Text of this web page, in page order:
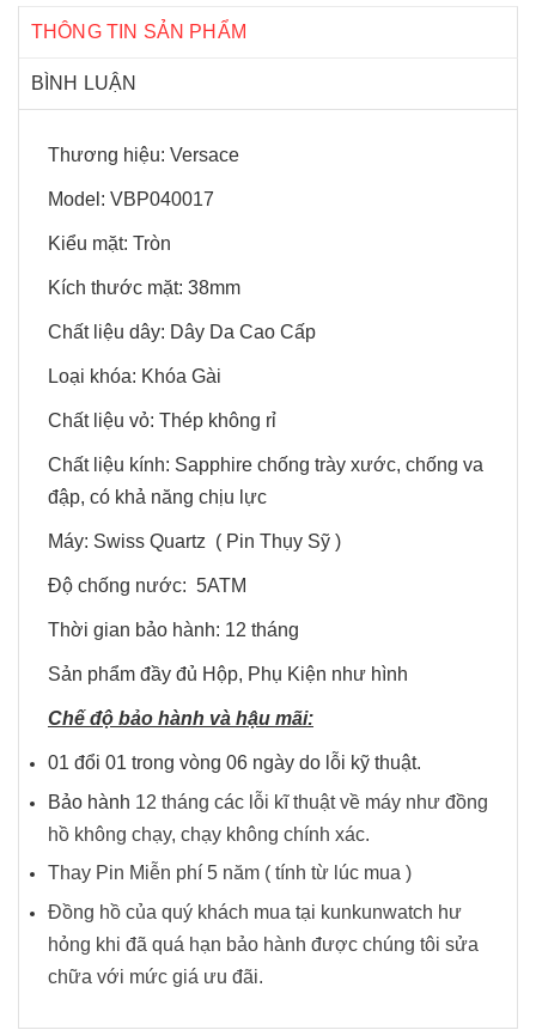
THÔNG TIN SẢN PHẨM
BÌNH LUẬN
Thương hiệu: Versace
Model: VBP040017
Kiểu mặt: Tròn
Kích thước mặt: 38mm
Chất liệu dây: Dây Da Cao Cấp
Loại khóa: Khóa Gài
Chất liệu vỏ: Thép không rỉ
Chất liệu kính: Sapphire chống trày xước, chống va
đập, có khả năng chịu lực
Máy: Swiss Quartz ( Pin Thụy Sỹ )
Độ chống nước: 5ATM
Thời gian bảo hành: 12 tháng
Sản phẩm đầy đủ Hộp, Phụ Kiện như hình
Chế độ bảo hành và hậu mãi:
01 đổi 01 trong vòng 06 ngày do lỗi kỹ thuật.
Bảo hành 12 tháng các lỗi kĩ thuật về máy như đồng
hồ không chạy, chạy không chính xác.
Thay Pin Miễn phí 5 năm ( tính từ lúc mua )
Đồng hồ của quý khách mua tại kunkunwatch hư
hỏng khi đã quá hạn bảo hành được chúng tôi sửa
chữa với mức giá ưu đãi.